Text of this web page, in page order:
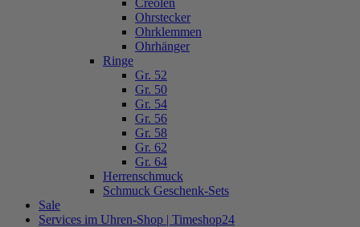
Creolen
Ohrstecker
Ohrklemmen
Ohrhänger
Ringe
Gr. 52
Gr. 50
Gr. 54
Gr. 56
Gr. 58
Gr. 62
Gr. 64
Herrenschmuck
Schmuck Geschenk-Sets
Sale
Services im Uhren-Shop | Timeshop24